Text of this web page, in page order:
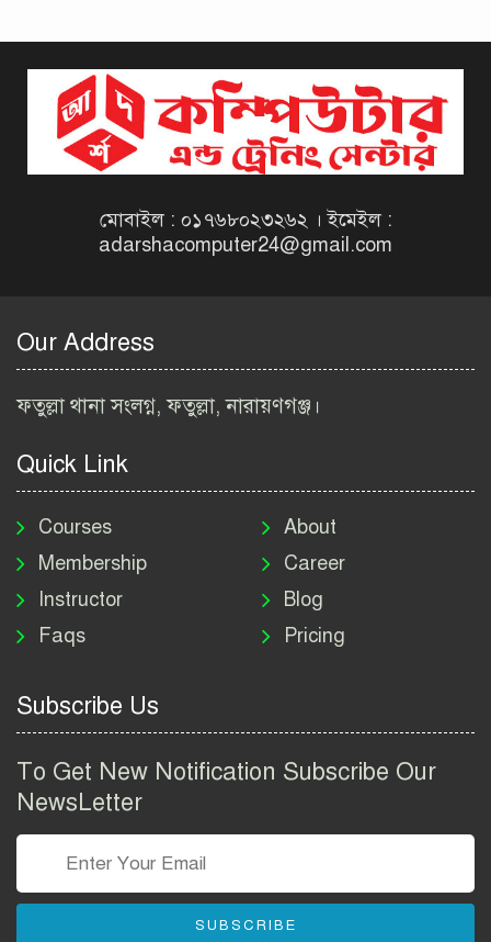
বিজ্ঞপ্তি ২০২৬ | Taxes Zone
Dinajpur Job Circular 2026
বেসরকারি সংস্থা সেতু (SETU)
Job Circular 2026
২০২৬ | BIWTA Job Circular
নিয়োগ বিজ্ঞপ্তি ২০২৬ | DNC
Job Circular 2026
পাসপোর্ট করতে কি কি লাগে
২০২৬ | ই-পাসপোর্ট আবেদন ও
Group Job Circular 2026
তথ্য অধিদপ্তর নিয়োগ বিজ্ঞপ্তি
মোবাইল : ০১৭৬৮০২৩২৬২ । ইমেইল :
adarshacomputer24@gmail.com
Our Address
ফতুল্লা থানা সংলগ্ন, ফতুল্লা, নারায়ণগঞ্জ।
Quick Link
Courses
Membership
Instructor
Faqs
About
Career
Blog
Pricing
Subscribe Us
To Get New Notification Subscribe Our
NewsLetter
SUBSCRIBE